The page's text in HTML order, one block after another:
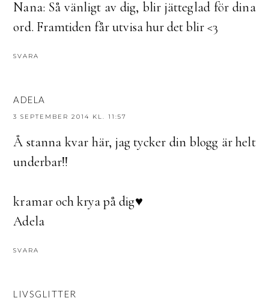
Nana: Så vänligt av dig, blir jätteglad för dina
ord. Framtiden får utvisa hur det blir <3
SVARA
ADELA
3 SEPTEMBER 2014 KL. 11:57
Å stanna kvar här, jag tycker din blogg är helt
underbar!!
kramar och krya på dig♥
Adela
SVARA
LIVSGLITTER